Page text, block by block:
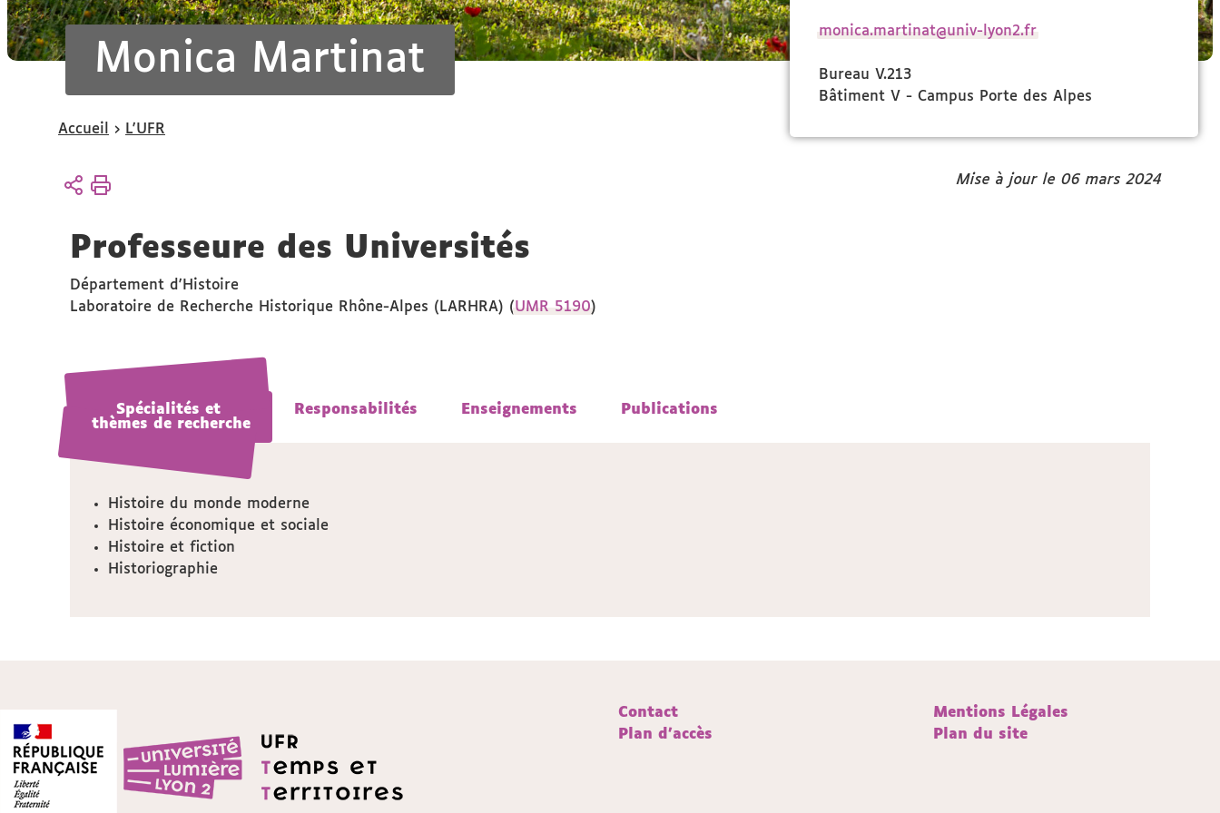
Monica Martinat
monica.martinat@univ-lyon2.fr
Bureau V.213
Bâtiment V - Campus Porte des Alpes
Vous
ici :
Accueil L'UFR
Mise à jour le 06 mars 2024
Professeure des Universités
Département d'Histoire
Laboratoire de Recherche Historique Rhône-Alpes (LARHRA) (UMR 5190)
Spécialités et
thèmes de recherche
Spécialités et
thèmes de recherche
Responsabilités
Responsabilités Enseignements
Enseignements Publications
Publications
Histoire du monde moderne
Histoire économique et sociale
Histoire et fiction
Historiographie
Contact
Mentions Légales
Plan d'accès
Plan du site